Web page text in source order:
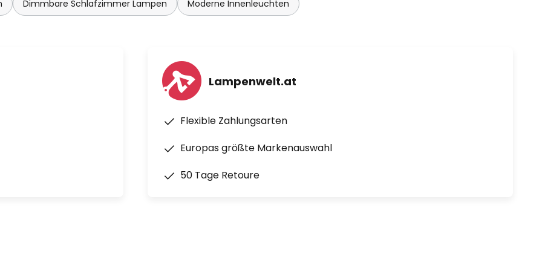
Dimmbare Schlafzimmer Lampen Moderne Innenleuchten
Lampenwelt.at
Flexible Zahlungsarten
Europas größte Markenauswahl
50 Tage Retoure